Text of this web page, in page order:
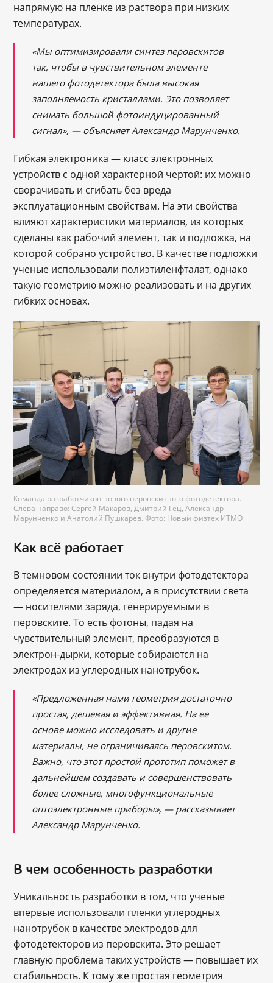
напрямую на пленке из раствора при низких
температурах.
«Мы оптимизировали синтез перовскитов
так, чтобы в чувствительном элементе
нашего фотодетектора была высокая
заполняемость кристаллами. Это позволяет
снимать большой фотоиндуцированный
сигнал», — объясняет Александр Марунченко.
Гибкая электроника — класс электронных
устройств с одной характерной чертой: их можно
сворачивать и сгибать без вреда
эксплуатационным свойствам. На эти свойства
влияют характеристики материалов, из которых
сделаны как рабочий элемент, так и подложка, на
которой собрано устройство. В качестве подложки
ученые использовали полиэтиленфталат, однако
такую геометрию можно реализовать и на других
гибких основах.
Команда разработчиков нового перовскитного фотодетектора.
Слева направо: Сергей Макаров, Дмитрий Гец, Александр
Марунченко и Анатолий Пушкарев. Фото: Новый физтех ИТМО
Как всё работает
В темновом состоянии ток внутри фотодетектора
определяется материалом, а в присутствии света
— носителями заряда, генерируемыми в
перовските. То есть фотоны, падая на
чувствительный элемент, преобразуются в
электрон-дырки, которые собираются на
электродах из углеродных нанотрубок.
«Предложенная нами геометрия достаточно
простая, дешевая и эффективная. На ее
основе можно исследовать и другие
материалы, не ограничиваясь перовскитом.
Важно, что этот простой прототип поможет в
дальнейшем создавать и совершенствовать
более сложные, многофункциональные
оптоэлектронные приборы», — рассказывает
Александр Марунченко.
В чем особенность разработки
Уникальность разработки в том, что ученые
впервые использовали пленки углеродных
нанотрубок в качестве электродов для
фотодетекторов из перовскита. Это решает
главную проблема таких устройств — повышает их
стабильность. К тому же простая геометрия